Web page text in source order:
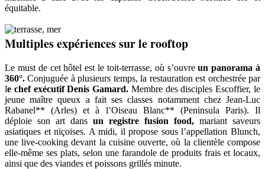
équitable.
Multiples expériences sur le rooftop
Le must de cet hôtel est le toit-terrasse, où s’ouvreun panorama à
360°. Conjuguée à plusieurs temps, la restauration est orchestrée par
le chef exécutif Denis Gamard. Membre des disciples Escoffier, le
jeune maître queux a fait ses classes notamment chez Jean-Luc
Rabanel** (Arles) et à l’Oiseau Blanc** (Peninsula Paris). Il
déploie son art dans un registre fusion food, mariant saveurs
asiatiques et niçoises. A midi, il propose sous l’appellation Blunch,
une live-cooking devant la cuisine ouverte, où la clientèle compose
elle-même ses plats, selon une farandole de produits frais et locaux,
ainsi que des viandes et poissons grillés minute.